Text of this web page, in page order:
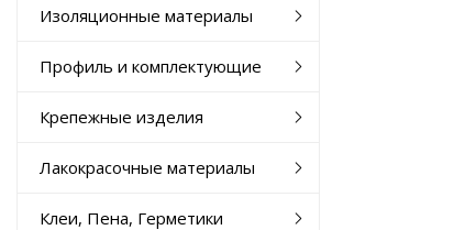
Изоляционные материалы
Профиль и комплектующие
Крепежные изделия
Лакокрасочные материалы
Клеи, Пена, Герметики